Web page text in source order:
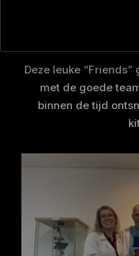
Deze leuke
met de goede
binnen de tijd